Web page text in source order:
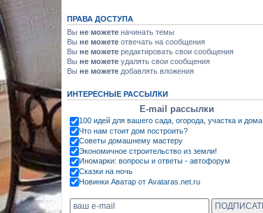
ПРАВА ДОСТУПА
Вы не можете начинать темы
Вы не можете отвечать на сообщения
Вы не можете редактировать свои сообщения
Вы не можете удалять свои сообщения
Вы не можете добавлять вложения
ИНТЕРЕСНЫЕ РАССЫЛКИ
E-mail рассылки
100 идей для вашего сада, огорода, участка и дома
Что нам стоит дом построить?
Советы домашнему мастеру
Экономичное строительство из земли!
Иномарки: вопросы и ответы - автофорум
Сказки на ночь
Новинки Аватар от Avataras.net.ru